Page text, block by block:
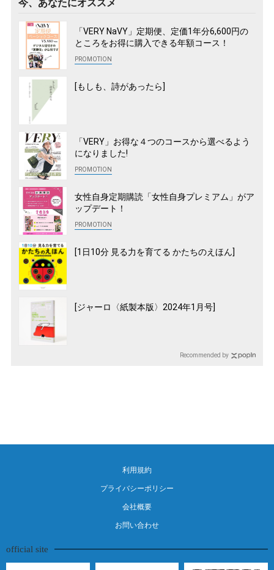
今、あなたにオススメ
「VERY NaVY」定期便、定価1年分6,600円の
ところをお得に購入できる年額コース！
[もしも、詩があったら]
「VERY」お得な４つのコースから選べるよう
になりました!
女性自身定期購読「女性自身プレミアム」がア
ップデート！
[1日10分 見る力を育てる かたちのえほん]
[ジャーロ〈紙製本版〉2024年1月号]
Recommended by
利用規約
プライバシーポリシー
会社概要
お問い合わせ
official site